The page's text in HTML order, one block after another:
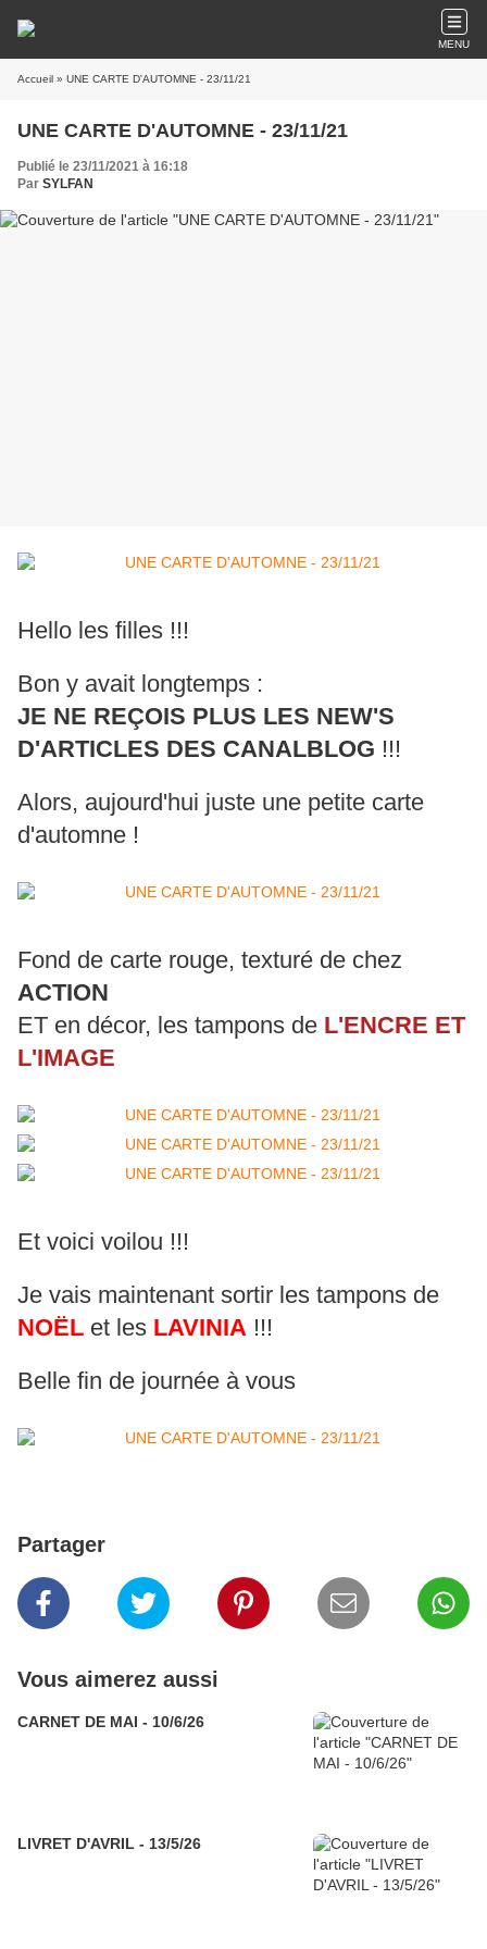
MENU
Accueil » UNE CARTE D'AUTOMNE - 23/11/21
UNE CARTE D'AUTOMNE - 23/11/21
Publié le 23/11/2021 à 16:18
Par SYLFAN
Hello les filles !!!
Bon y avait longtemps :
JE NE REÇOIS PLUS LES NEW'S
D'ARTICLES DES CANALBLOG !!!
Alors, aujourd'hui juste une petite carte
d'automne !
Fond de carte rouge, texturé de chez
ACTION
ET en décor, les tampons de L'ENCRE ET
L'IMAGE
Et voici voilou !!!
Je vais maintenant sortir les tampons de
NOËL et les LAVINIA !!!
Belle fin de journée à vous
Partager
Vous aimerez aussi
CARNET DE MAI - 10/6/26
LIVRET D'AVRIL - 13/5/26